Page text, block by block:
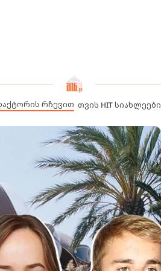
რჩევით თვის HIT სიახლეები